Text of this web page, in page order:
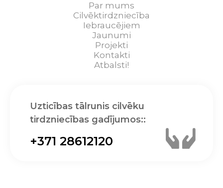
Par mums
Cilvēktirdzniecība
Iebraucējiem
Jaunumi
Projekti
Kontakti
Atbalsti!
Uzticības tālrunis cilvēku
tirdzniecības gadījumos::
+371 28612120